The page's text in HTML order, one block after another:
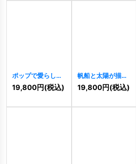
ポップで愛らしい
カメのキャラクタ
ーロゴ [ 11487]
19,800円(税込)
帆船と太陽が描く
冒険と未来のロゴ
11488 ]
19,800円(税込)